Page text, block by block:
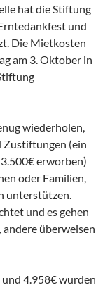
hat die Stiftung
und
Die Mietkosten
am 3. Oktober in
wiederholen,
Zustiftungen (ein
erworben)
oder Familien,
unterstützen.
und es gehen
überweisen
und 4.958€ wurden